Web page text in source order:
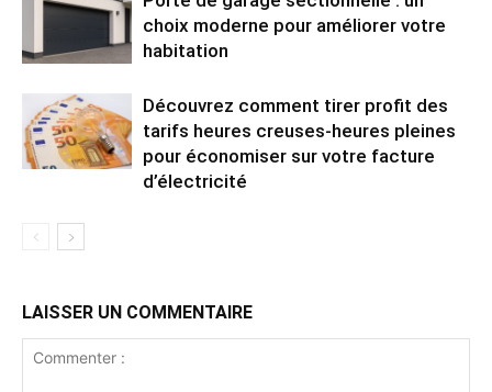
choix moderne pour améliorer votre
habitation
Découvrez comment tirer profit des
tarifs heures creuses-heures pleines
pour économiser sur votre facture
d’électricité
LAISSER UN COMMENTAIRE